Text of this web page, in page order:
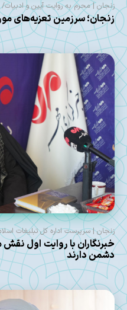
زنجان | محرم به روایت آیین و ادبیات/
زنجان؛ سرزمین تعزیه‌های
زنجان | سرپرست اداره کل تبلیغات
خبرنگاران با روایت اول
دشمن دارند